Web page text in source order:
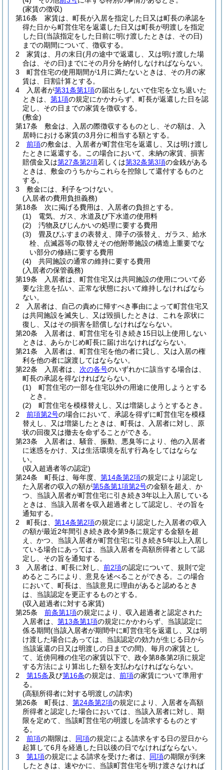
(家賃の徴収)
第16条
家賃は、町長が入居を指定した日又は町長の承認を
得た日から町営住宅を返還した日又は町長が明渡しを指定
した日(当該指定をした日前に明け渡したときは、その日)
までの期間について、徴収する。
2
家賃は、月の末日(月の途中で返還し、又は明け渡した場
合は、その日) までにその月分を納付しなければならない。
3
町営住宅の使用期間が1月に満たないときは、その月の家
賃は、日割計算とする。
4
入居者が第31条第1項の届出をしないで住宅を立ち退いた
ときは、 第1項の規定にかかわらず、町長が返還した日を認
定し、その日までの家賃を徴収する。
(敷金)
第17条
敷金は、入居の際徴収するものとし、その額は、入
居時における家賃の3月分に相当する額とする。
2
前項の敷金は、入居者が町営住宅を返還し、又は明け渡し
たときに返還する。
この場合において、未納の家賃、損害
賠償金又は第27条第2項若しくは第32条第3項の金銭がある
ときは、敷金のうちからこれらを控除して還付するものと
する。
3
敷金には、利子をつけない。
(入居者の費用負担義務)
第18条
次に掲げる費用は、入居者の負担とする。
(1)
電気、ガス、水道及び下水道の使用料
(2)
汚物及びじんかいの処理に要する費用
(3)
畳及びふすまの表替え、障子の張替え、ガラス、給水
栓、点滅器等の取替えその他附帯施設の構造上重要でな
い部分の修繕に要する費用
(4)
共同施設の通常の維持に要する費用
(入居者の保管義務)
第19条
入居者は、町営住宅又は共同施設の使用について必
要な注意を払い、正常な状態において維持しなければなら
ない。
2
入居者は、自己の責めに帰すべき事由によって町営住宅又
は共同施設を滅失し、又は毀損したときは、これを原状に
復し、又はその損害を賠償しなければならない。
第20条
入居者は、町営住宅を引き続き15日以上使用しない
ときは、あらかじめ町長に届け出なければならない。
第21条
入居者は、町営住宅を他の者に貸し、又は入居の権
利を他の者に譲渡してはならない。
第22条
入居者は、 次の各号のいずれかに該当する場合は、
町長の承認を得なければならない。
(1)
町営住宅の一部を住宅以外の用途に使用しようとする
とき。
(2)
町営住宅を模様替えし、又は増築しようとするとき。
2
前項第2号の場合において、承認を得ずに町営住宅を模様
替えし、又は増築したときは、町長は、入居者に対し、原
状の回復又は撤去を命ずることができる。
第23条
入居者は、騒音、振動、悪臭等により、他の入居者
に迷惑をかけ、又は生活環境を乱す行為をしてはならな
い。
(収入超過者等の認定)
第24条
町長は、毎年度、 第14条第2項の規定により認定し
た入居者の収入の額が第5条第1項第2号の金額を超え、か
つ、当該入居者が町営住宅に引き続き3年以上入居している
ときは、当該入居者を収入超過者として認定し、その旨を
通知する。
2
町長は、 第14条第2項の規定により認定した入居者の収入
の額が最近2年間引き続き政令第9条に規定する金額を超
え、かつ、当該入居者が町営住宅に引き続き5年以上入居し
ている場合にあっては、当該入居者を高額所得者として認
定し、その旨を通知する。
3
入居者は、町長に対し、 前2項の認定について、規則で定
めるところにより、意見を述べることができる。
この場合
において、町長は、当該意見に理由があると認めるとき
は、当該認定を更正するものとする。
(収入超過者に対する家賃)
第25条
前条第1項の規定により、収入超過者と認定された
入居者は、 第13条第1項の規定にかかわらず、当該認定に
係る期間(当該入居者が期間中に町営住宅を返還し、又は明
け渡した場合にあっては、当該認定の効力が生じる日から
当該返還の日又は明渡しの日までの間) 、毎月の家賃とし
て、近傍同種の住宅の家賃以下で、政令第8条第2項に規定
する方法により算出した額を支払わなければならない。
2
第15条及び第16条の規定は、 前項の家賃について準用す
る。
(高額所得者に対する明渡しの請求)
第26条
町長は、 第24条第2項の規定により、入居者を高額
所得者と認定した場合においては、当該入居者に対し、期
限を定めて、当該町営住宅の明渡しを請求するものとす
る。
2
前項の期限は、 同項の規定による請求をする日の翌日から
起算して6月を経過した日以後の日でなければならない。
3
第1項の規定による請求を受けた者は、 同項の期限が到来
したときは、速やかに、当該町営住宅を明け渡さなければ